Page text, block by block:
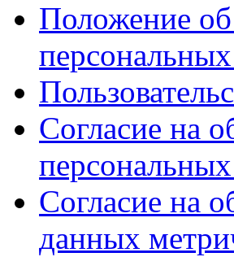
Положение об
Согласие на
Согласие на
данных